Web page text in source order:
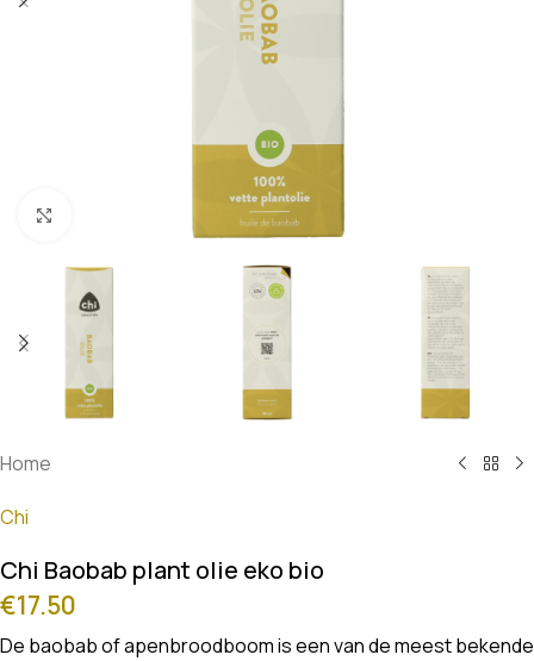
Klik om te vergroten
Home
Chi
Chi Baobab plant olie eko bio
€17.50
De baobab of apenbroodboom is een van de meest bekende